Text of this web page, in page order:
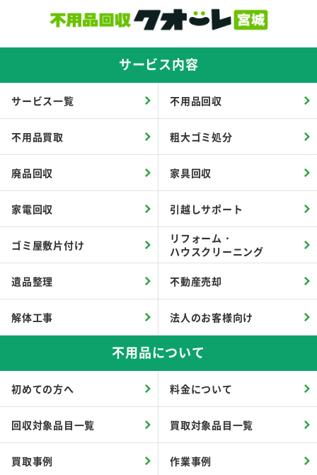
サービス内容
サービス一覧 不用品回収
不用品買取 粗大ゴミ処分
廃品回収 家具回収
家電回収 引越しサポート
ゴミ屋敷片付け
リフォーム・
ハウスクリーニング
遺品整理 不動産売却
解体工事 法人のお客様向け
不用品について
初めての方へ 料金について
回収対象品目一覧 買取対象品目一覧
買取事例 作業事例